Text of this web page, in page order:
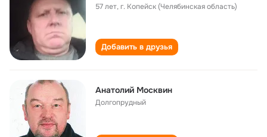
57 лет,г. Копейск (Челябинская область)
Добавить в друзья
Анатолий Москвин
Долгопрудный